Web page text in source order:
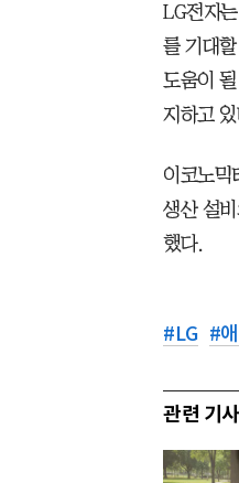
LG전자
를 기대
도움이
지하고
이코노믹
생산 설
했다.
#LG #
관련 기사